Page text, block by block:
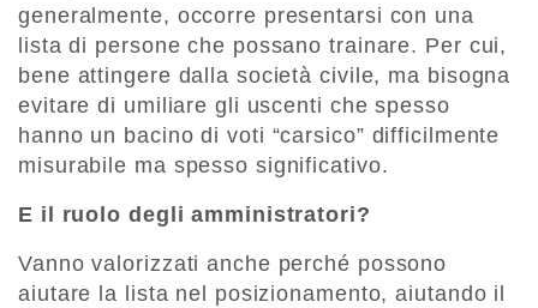
generalmente, occorre presentarsi con una
lista di persone che possano trainare. Per cui,
bene attingere dalla società civile, ma bisogna
evitare di umiliare gli uscenti che spesso
hanno un bacino di voti “carsico” difficilmente
misurabile ma spesso significativo.
E il ruolo degli amministratori?
Vanno valorizzati anche perché possono
aiutare la lista nel posizionamento, aiutando il